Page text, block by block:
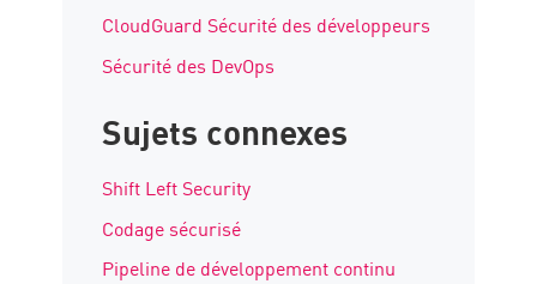
CloudGuard Sécurité des développeurs
Sécurité des DevOps
Sujets connexes
Shift Left Security
Codage sécurisé
Pipeline de développement continu